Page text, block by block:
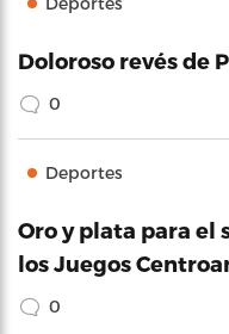
Doloroso revés de
0
Deportes
Oro y plata para el
los Juegos
0